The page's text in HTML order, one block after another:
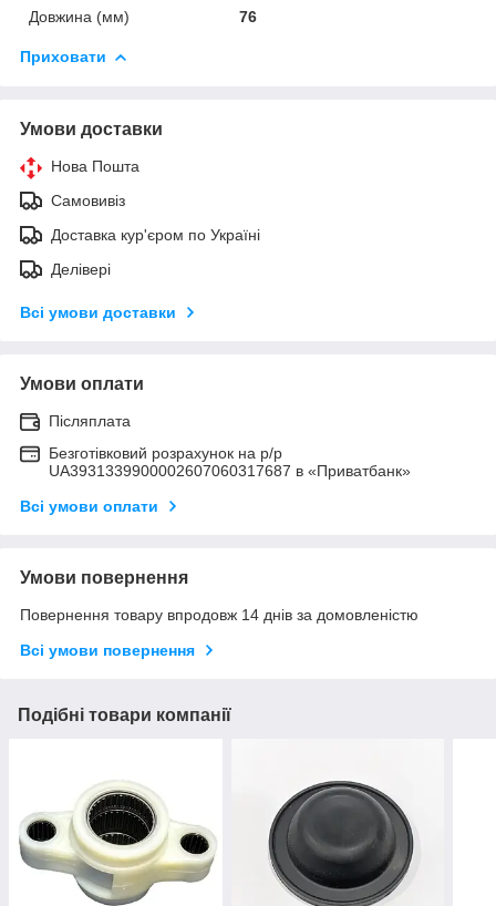
Довжина (мм)
76
Приховати
Умови доставки
Нова Пошта
Самовивіз
Доставка кур'єром по Україні
Делівері
Всі умови доставки
Умови оплати
Післяплата
Безготівковий розрахунок на р/р
UA3931339900002607060317687 в «Приватбанк»
Всі умови оплати
Умови повернення
Повернення товару впродовж 14 днів за домовленістю
Всі умови повернення
Подібні товари компанії